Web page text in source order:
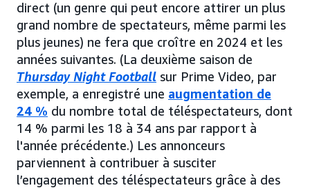
direct (un genre qui peut encore attirer un plus
grand nombre de spectateurs, même parmi les
plus jeunes) ne fera que croître en 2024 et les
années suivantes. (La deuxième saison de
Thursday Night Football sur Prime Video, par
exemple, a enregistré une augmentation de
24 % du nombre total de téléspectateurs, dont
14 % parmi les 18 à 34 ans par rapport à
l'année précédente.) Les annonceurs
parviennent à contribuer à susciter
l’engagement des téléspectateurs grâce à des